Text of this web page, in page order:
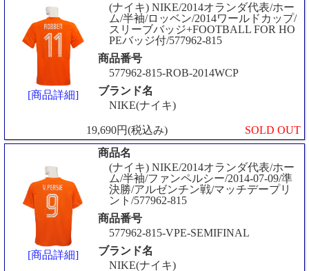
[商品詳細]
(ナイキ) NIKE/2014オランダ代表/ホー
ム/半袖/ロッベン/2014ワールドカップ/
スリーブバッジ+FOOTBALL FOR HO
PEバッジ付/577962-815
商品番号
577962-815-ROB-2014WCP
ブランド名
NIKE(ナイキ)
19,690円(税込み) SOLD OUT
[商品詳細]
商品名
(ナイキ) NIKE/2014オランダ代表/ホー
ム/半袖/ファンペルシー/2014-07-09/準
決勝/アルゼンチン戦/マッチデープリ
ント/577962-815
商品番号
577962-815-VPE-SEMIFINAL
ブランド名
NIKE(ナイキ)